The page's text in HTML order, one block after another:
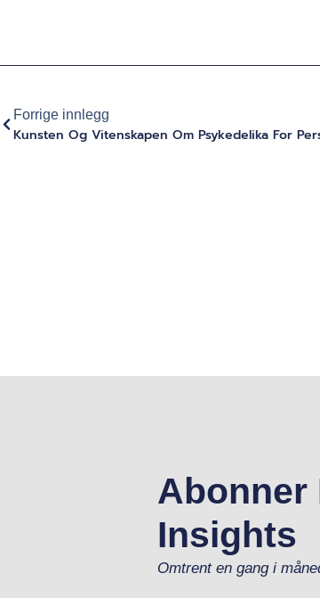
Forrige innlegg
Abonner
Insights
Omtrent en gang i